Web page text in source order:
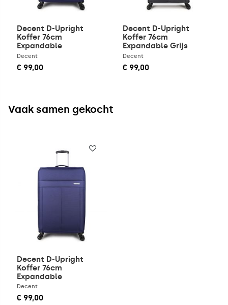
Decent D-Upright
Koffer 76cm
Expandable
Donkerblauw
Decent
€ 99,00
Decent D-Upright
Koffer 76cm
Expandable Grijs
Decent
€ 99,00
Vaak samen gekocht
Decent D-Upright
Koffer 76cm
Expandable
Donkerblauw
Decent
€ 99,00